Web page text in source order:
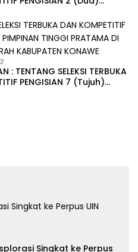
PEMERINTAH DAERAH
: TENTANG SELEKSI TERBUKA
PENGISIAN 7 (Tujuh)
Singkat ke Perpus